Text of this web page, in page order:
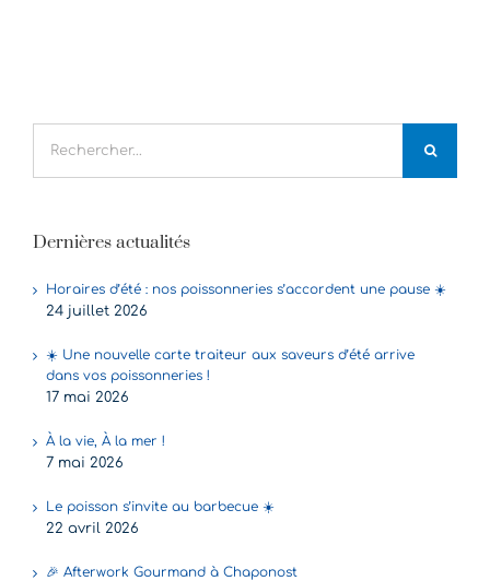
Dernières actualités
Horaires d’été : nos poissonneries s’accordent une pause ☀️
24 juillet 2026
☀️ Une nouvelle carte traiteur aux saveurs d’été arrive
dans vos poissonneries !
17 mai 2026
À la vie, À la mer !
7 mai 2026
Le poisson s’invite au barbecue ☀️
22 avril 2026
🎉 Afterwork Gourmand à Chaponost